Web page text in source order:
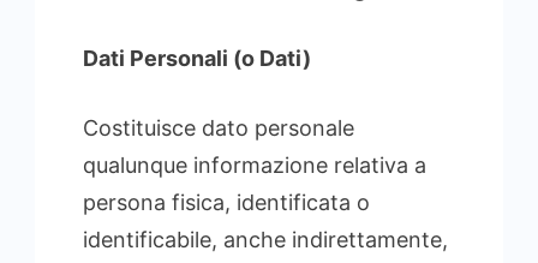
Dati Personali (o Dati)
Costituisce dato personale
qualunque informazione relativa a
persona fisica, identificata o
identificabile, anche indirettamente,